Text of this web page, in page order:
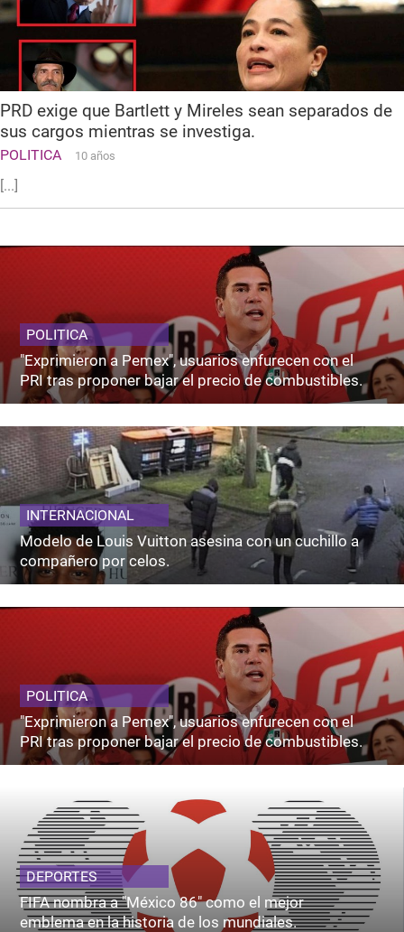
PRD exige que Bartlett y Mireles sean separados de
sus cargos mientras se investiga.
POLITICA 10 años
[...]
POLITICA
"Exprimieron a Pemex", usuarios enfurecen con el
PRI tras proponer bajar el precio de combustibles.
INTERNACIONAL
Modelo de Louis Vuitton asesina con un cuchillo a
compañero por celos.
POLITICA
"Exprimieron a Pemex", usuarios enfurecen con el
PRI tras proponer bajar el precio de combustibles.
DEPORTES
FIFA nombra a "México 86" como el mejor
emblema en la historia de los mundiales.